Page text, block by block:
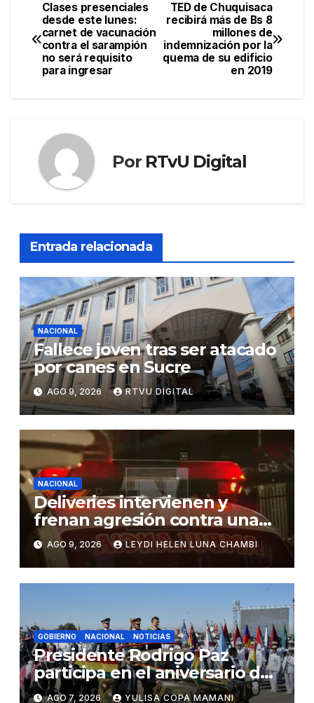
Navegación
de
entradas
TED de Chuquisaca
recibirá más de Bs 8
millones de
indemnización por la
quema de su edificio
en 2019
Clases presenciales
desde este lunes:
carnet de vacunación
contra el sarampión
no será requisito
para ingresar
Por RTvU Digital
Entrada relacionada
NACIONAL
Fallece joven tras ser atacado
por canes en Sucre
AGO 9, 2026 RTVU DIGITAL
NACIONAL
Deliveries intervienen y
frenan agresión contra una
mujer en Santa Cruz
AGO 9, 2026 LEYDI HELEN LUNA CHAMBI
GOBIERNO NACIONAL NOTICIAS
Presidente Rodrigo Paz
participa en el aniversario de
las Fuerzas Armadas
AGO 7, 2026 YULISA COPA MAMANI